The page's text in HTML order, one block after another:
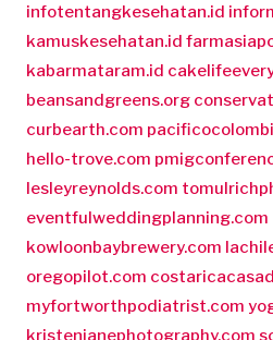
infotentangkesehatan.id
kamuskesehatan.id
kabarmataram.id
beansandgreens.org
curbearth.com
hello-trove.com
lesleyreynolds.com
eventfulweddingplanning.com
kowloonbaybrewery.com
oregopilot.com
myfortworthpodiatrist.com